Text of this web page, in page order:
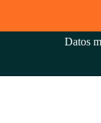
Datos